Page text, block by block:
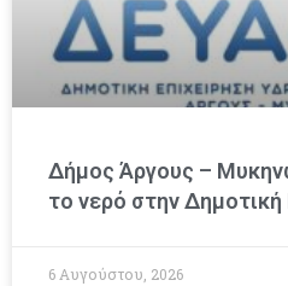
Δήμος Άργους –
το νερό στην
6 Αυγούστου, 2026